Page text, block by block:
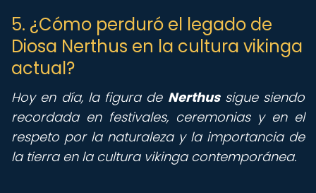
5. ¿Cómo perduró el legado de
Diosa Nerthus en la cultura vikinga
actual?
Hoy en día, la figura de Nerthussigue siendo
recordada en festivales, ceremonias y en el
respeto por la naturaleza y la importancia de
la tierra en la cultura vikinga contemporánea.